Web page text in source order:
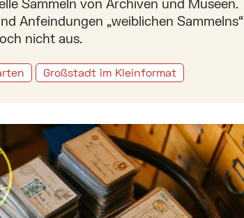
Sammeln von Archiven und Museen.
Anfeindungen „weiblichen Sammelns“
nicht aus.
Großstadt im Kleinformat
Ansichtskarten-Sammeln